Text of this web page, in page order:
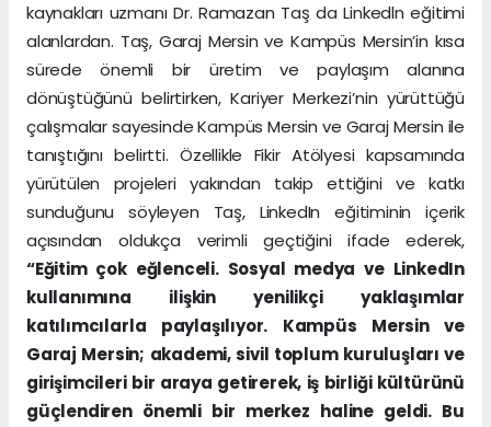
kaynakları uzmanı Dr. Ramazan Taş da Linkedln eğitimi
alanlardan. Taş, Garaj Mersin ve Kampüs Mersin’in kısa
sürede önemli bir üretim ve paylaşım alanına
dönüştüğünü belirtirken, Kariyer Merkezi’nin yürüttüğü
çalışmalar sayesinde Kampüs Mersin ve Garaj Mersin ile
tanıştığını belirtti. Özellikle Fikir Atölyesi kapsamında
yürütülen projeleri yakından takip ettiğini ve katkı
sunduğunu söyleyen Taş, LinkedIn eğitiminin içerik
açısından oldukça verimli geçtiğini ifade ederek,
“Eğitim çok eğlenceli. Sosyal medya ve LinkedIn
kullanımına ilişkin yenilikçi yaklaşımlar
katılımcılarla paylaşılıyor. Kampüs Mersin ve
Garaj Mersin; akademi, sivil toplum kuruluşları ve
girişimcileri bir araya getirerek, iş birliği kültürünü
güçlendiren önemli bir merkez haline geldi. Bu